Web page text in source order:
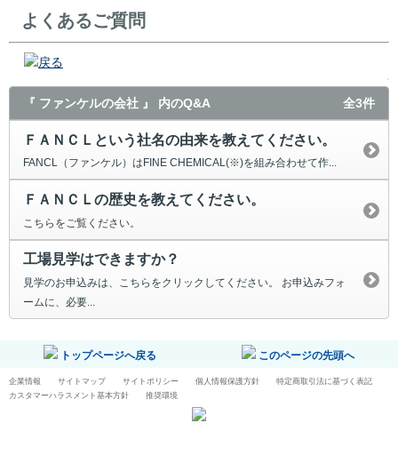
よくあるご質問
戻る
『 ファンケルの会社 』 内のQ&A 全3件
ＦＡＮＣＬという社名の由来を教えてください。
FANCL（ファンケル）はFINE CHEMICAL(※)を組み合わせて作...
ＦＡＮＣＬの歴史を教えてください。
こちらをご覧ください。
工場見学はできますか？
見学のお申込みは、こちらをクリックしてください。 お申込みフォ
ームに、必要...
トップページへ戻る このページの先頭へ
企業情報 サイトマップ サイトポリシー 個人情報保護方針
特定商取引法に基づく表記
カスタマーハラスメント基本方針
推奨環境